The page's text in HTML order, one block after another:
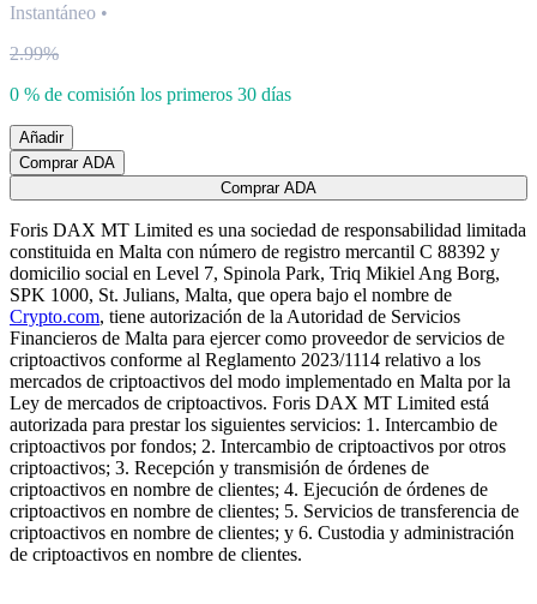
Instantáneo •
2.99%
0 % de comisión los primeros 30 días
Añadir
Comprar ADA
Comprar ADA
Foris DAX MT Limited es una sociedad de responsabilidad limitada
constituida en Malta con número de registro mercantil C 88392 y
domicilio social en Level 7, Spinola Park, Triq Mikiel Ang Borg,
SPK 1000, St. Julians, Malta, que opera bajo el nombre de
Crypto.com, tiene autorización de la Autoridad de Servicios
Financieros de Malta para ejercer como proveedor de servicios de
criptoactivos conforme al Reglamento 2023/1114 relativo a los
mercados de criptoactivos del modo implementado en Malta por la
Ley de mercados de criptoactivos. Foris DAX MT Limited está
autorizada para prestar los siguientes servicios: 1. Intercambio de
criptoactivos por fondos; 2. Intercambio de criptoactivos por otros
criptoactivos; 3. Recepción y transmisión de órdenes de
criptoactivos en nombre de clientes; 4. Ejecución de órdenes de
criptoactivos en nombre de clientes; 5. Servicios de transferencia de
criptoactivos en nombre de clientes; y 6. Custodia y administración
de criptoactivos en nombre de clientes.